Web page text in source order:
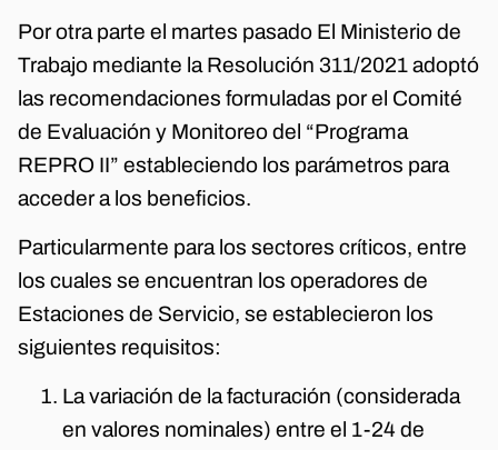
Por otra parte el martes pasado El Ministerio de
Trabajo mediante la Resolución 311/2021 adoptó
las recomendaciones formuladas por el Comité
de Evaluación y Monitoreo del “Programa
REPRO II” estableciendo los parámetros para
acceder a los beneficios.
Particularmente para los sectores críticos, entre
los cuales se encuentran los operadores de
Estaciones de Servicio, se establecieron los
siguientes requisitos:
La variación de la facturación (considerada
en valores nominales) entre el 1-24 de